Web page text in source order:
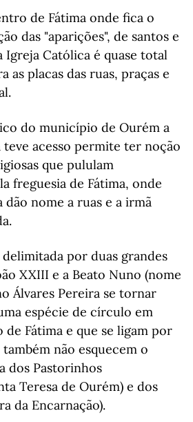
de Fátima onde fica o
das "aparições", de santos e
Igreja Católica é quase total
as placas das ruas, praças e
do município de Ourém a
teve acesso permite ter noção
que pululam
freguesia de Fátima, onde
dão nome a ruas e a irmã
delimitada por duas grandes
XXIII e a Beato Nuno (nome
Álvares Pereira se tornar
espécie de círculo em
Fátima e que se ligam por
não esquecem o
dos Pastorinhos
Teresa de Ourém) e dos
da Encarnação).